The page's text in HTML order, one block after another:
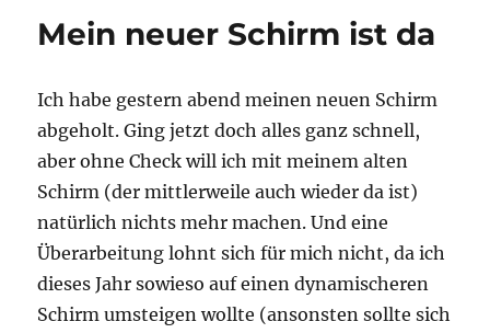
Mein neuer Schirm ist da
Ich habe gestern abend meinen neuen Schirm
abgeholt. Ging jetzt doch alles ganz schnell,
aber ohne Check will ich mit meinem alten
Schirm (der mittlerweile auch wieder da ist)
natürlich nichts mehr machen. Und eine
Überarbeitung lohnt sich für mich nicht, da ich
dieses Jahr sowieso auf einen dynamischeren
Schirm umsteigen wollte (ansonsten sollte sich